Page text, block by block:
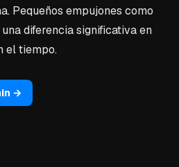
Pequeños empujones como
diferencia significativa en
el tiempo.
→